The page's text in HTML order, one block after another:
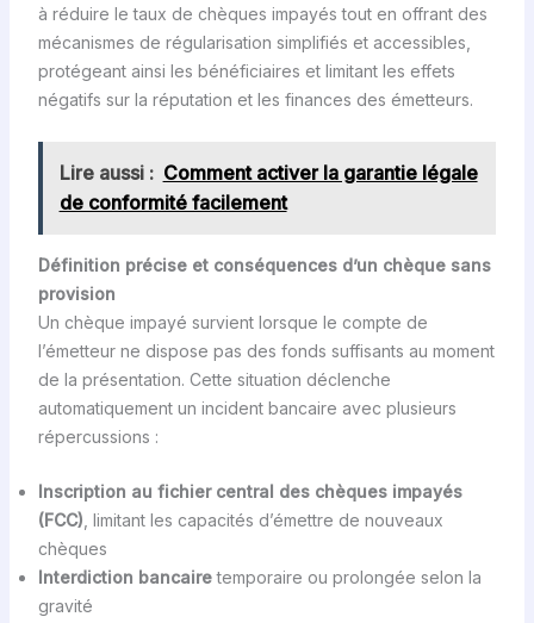
à réduire le taux de chèques impayés tout en offrant des
mécanismes de régularisation simplifiés et accessibles,
protégeant ainsi les bénéficiaires et limitant les effets
négatifs sur la réputation et les finances des émetteurs.
Lire aussi : Comment activer la garantie légale
de conformité facilement
Définition précise et conséquences d’un chèque sans
provision
Un chèque impayé survient lorsque le compte de
l’émetteur ne dispose pas des fonds suffisants au moment
de la présentation. Cette situation déclenche
automatiquement un incident bancaire avec plusieurs
répercussions :
Inscription au fichier central des chèques impayés
(FCC) , limitant les capacités d’émettre de nouveaux
chèques
Interdiction bancairetemporaire ou prolongée selon la
gravité